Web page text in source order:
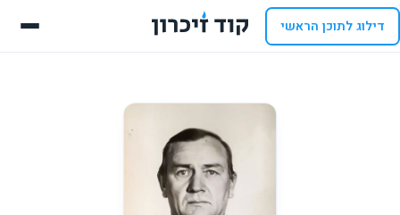
דילוג לתוכן הראשי